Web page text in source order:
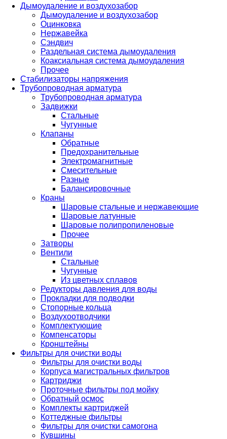
Дымоудаление и воздухозабор
Дымоудаление и воздухозабор
Оцинковка
Нержавейка
Сэндвич
Раздельная система дымоудаления
Коаксиальная система дымоудаления
Прочее
Стабилизаторы напряжения
Трубопроводная арматура
Трубопроводная арматура
Задвижки
Стальные
Чугунные
Клапаны
Обратные
Предохранительные
Электромагнитные
Смесительные
Разные
Балансировочные
Краны
Шаровые стальные и нержавеющие
Шаровые латунные
Шаровые полипропиленовые
Прочее
Затворы
Вентили
Стальные
Чугунные
Из цветных сплавов
Редукторы давления для воды
Прокладки для подводки
Стопорные кольца
Воздухоотводчики
Комплектующие
Компенсаторы
Кронштейны
Фильтры для очистки воды
Фильтры для очистки воды
Корпуса магистральных фильтров
Картриджи
Проточные фильтры под мойку
Обратный осмос
Комплекты картриджей
Коттеджные фильтры
Фильтры для очистки самогона
Кувшины